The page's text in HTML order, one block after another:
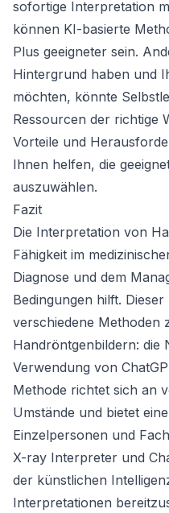
sofortige Interpretation
können KI-basierte
Plus geeigneter sein.
Hintergrund haben und
möchten, könnte
Ressourcen der richtige
Vorteile und
Ihnen helfen, die
auszuwählen.
Fazit
Die Interpretation von
Fähigkeit im
Diagnose und dem
Bedingungen hilft.
verschiedene Methoden
Handröntgenbildern: die
Verwendung von
Methode richtet sich an
Umstände und bietet
Einzelpersonen und
X-ray Interpreter und
der künstlichen
Interpretationen